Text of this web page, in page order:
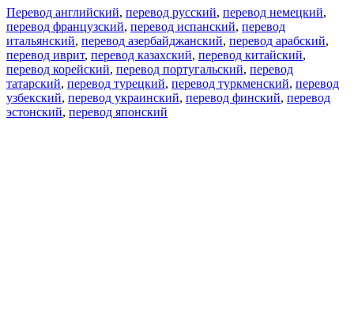
Перевод английский, перевод русский, перевод немецкий,
перевод французский, перевод испанский, перевод
итальянский, перевод азербайджанский, перевод арабский,
перевод иврит, перевод казахский, перевод китайский,
перевод корейский, перевод португальский, перевод
татарский, перевод турецкий, перевод туркменский, перевод
узбекский, перевод украинский, перевод финский, перевод
эстонский, перевод японский